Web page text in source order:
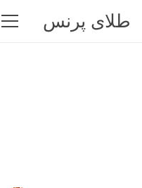
طلای پرنس